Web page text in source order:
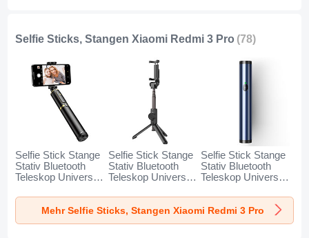
Selfie Sticks, Stangen Xiaomi Redmi 3 Pro (78)
Selfie Stick Stange
Stativ Bluetooth
Teleskop Universal
Redmi 3 Pro Gold
und Schwarz
Selfie Stick Stange
Stativ Bluetooth
Teleskop Universal
Redmi 3 Pro
Schwarz
Selfie Stick Stange
Stativ Bluetooth
Teleskop Universal
Redmi 3 Pro Blau
Mehr Selfie Sticks, Stangen Xiaomi Redmi 3 Pro